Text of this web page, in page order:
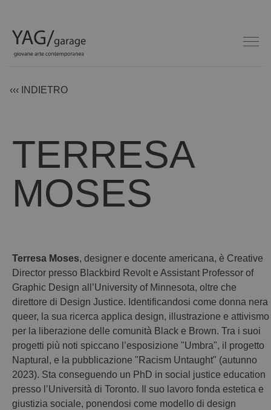
‹‹‹ INDIETRO
TERRESA
MOSES
Terresa Moses, designer e docente americana, è Creative
Director presso Blackbird Revolt e Assistant Professor of
Graphic Design all’University of Minnesota, oltre che
direttore di Design Justice. Identificandosi come donna nera
queer, la sua ricerca applica design, illustrazione e attivismo
per la liberazione delle comunità Black e Brown. Tra i suoi
progetti più noti spiccano l’esposizione "Umbra", il progetto
Naptural, e la pubblicazione "Racism Untaught" (autunno
2023). Sta conseguendo un PhD in social justice education
presso l’Università di Toronto. Il suo lavoro fonda estetica e
giustizia sociale, ponendosi come modello di design